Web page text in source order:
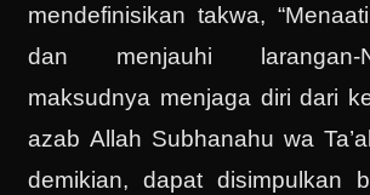
mendefinisikan takwa,
dan menjauhi larangan-
maksudnya menjaga diri dari
azab Allah Subhanahu wa
demikian, dapat disimpulkan